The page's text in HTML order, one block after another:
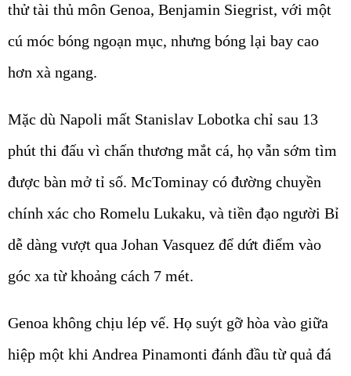
thử tài thủ môn Genoa, Benjamin Siegrist, với một
cú móc bóng ngoạn mục, nhưng bóng lại bay cao
hơn xà ngang.
Mặc dù Napoli mất Stanislav Lobotka chỉ sau 13
phút thi đấu vì chấn thương mắt cá, họ vẫn sớm tìm
được bàn mở tỉ số. McTominay có đường chuyền
chính xác cho Romelu Lukaku, và tiền đạo người Bỉ
dễ dàng vượt qua Johan Vasquez để dứt điểm vào
góc xa từ khoảng cách 7 mét.
Genoa không chịu lép vế. Họ suýt gỡ hòa vào giữa
hiệp một khi Andrea Pinamonti đánh đầu từ quả đá